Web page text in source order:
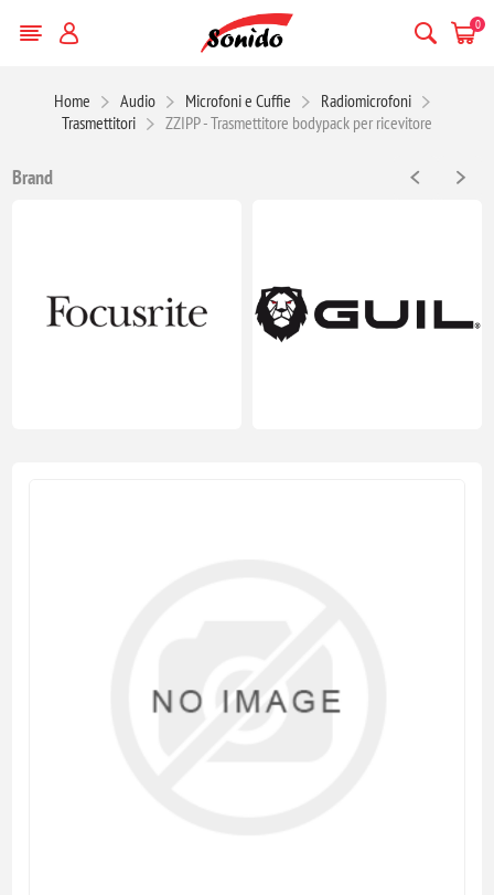
0
Home Audio Microfoni e Cuffie
Radiomicrofoni
Trasmettitori
ZZIPP - Trasmettitore bodypack per ricevitore
Brand